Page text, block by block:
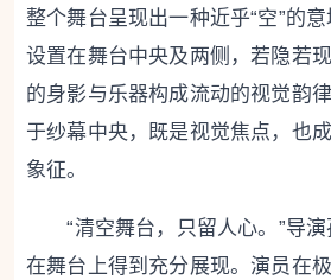
整个舞台呈现出一种近乎“空”的
设置在舞台中央及两侧，若隐若
的身影与乐器构成流动的视觉韵
于纱幕中央，既是视觉焦点，也
象征。
“清空舞台，只留人心。”导演
在舞台上得到充分展现。演员在